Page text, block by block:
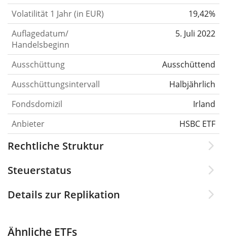
Volatilität 1 Jahr (in EUR)
19,42%
Auflagedatum/
Handelsbeginn
5. Juli 2022
Ausschüttung
Ausschüttend
Ausschüttungsintervall
Halbjährlich
Fondsdomizil
Irland
Anbieter
HSBC ETF
Rechtliche Struktur
Steuerstatus
Details zur Replikation
Ähnliche ETFs